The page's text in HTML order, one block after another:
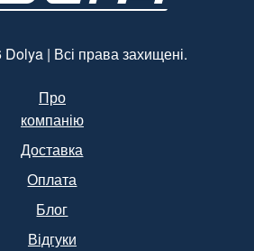
Уп.
| Всі права захищені.
Про
компанію
Доставка
Оплата
Блог
Відгуки